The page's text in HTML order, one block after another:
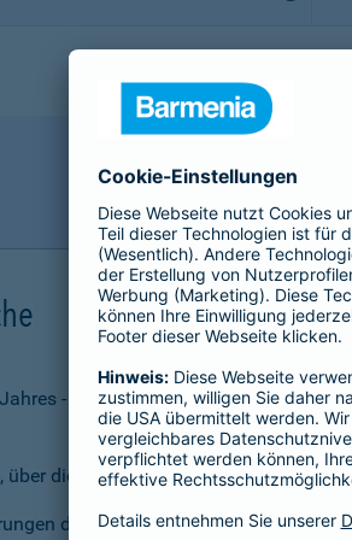
- den Urlaub - möchte man
über die Reiserücktrittsversicherung bis
der Barmenia sichern Sie sich, Ihr